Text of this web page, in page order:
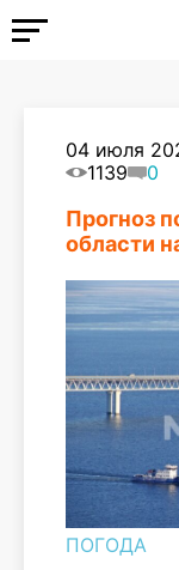
04 июля
1139
0
Прогноз
области
ПОГОДА